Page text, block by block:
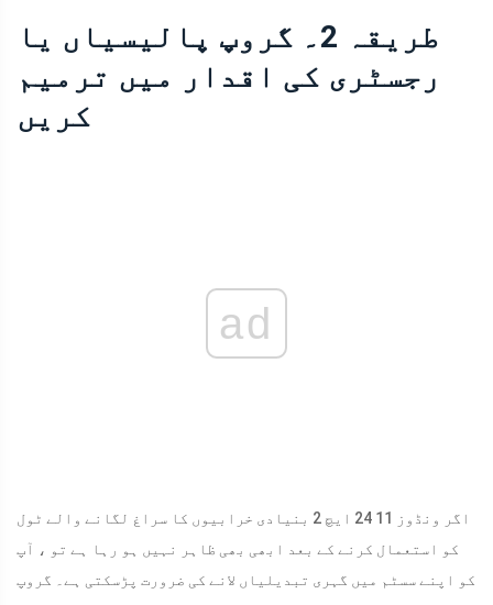
طریقہ 2۔ گروپ پالیسیاں یا
رجسٹری کی اقدار میں ترمیم
کریں
ad
اگر ونڈوز 11 24 ایچ 2 بنیادی خرابیوں کا سراغ لگانے والے ٹول
کو استعمال کرنے کے بعد ابھی بھی ظاہر نہیں ہو رہا ہے تو ، آپ
کو اپنے سسٹم میں گہری تبدیلیاں لانے کی ضرورت پڑسکتی ہے۔ گروپ